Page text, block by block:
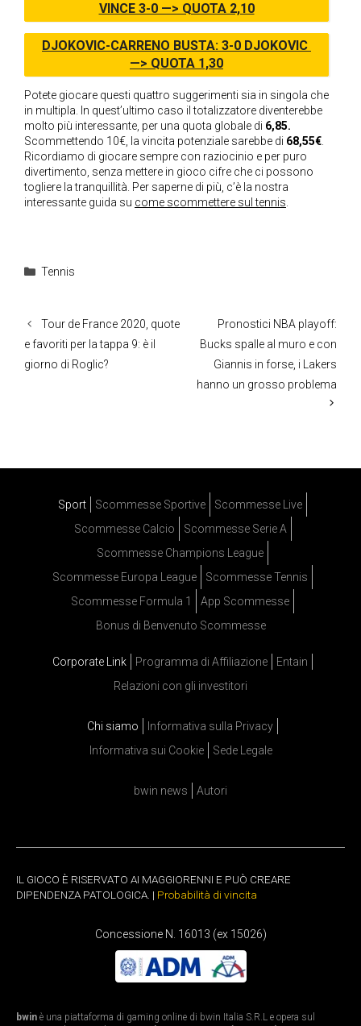
VINCE 3-0 —> QUOTA 2,10
DJOKOVIC-CARRENO BUSTA: 3-0 DJOKOVIC
—> QUOTA 1,30
Potete giocare questi quattro suggerimenti sia in singola che
in multipla. In quest’ultimo caso il totalizzatore diventerebbe
molto più interessante, per una quota globale di 6,85.
Scommettendo 10€, la vincita potenziale sarebbe di 68,55€.
Ricordiamo di giocare sempre con raziocinio e per puro
divertimento, senza mettere in gioco cifre che ci possono
togliere la tranquillità. Per saperne di più, c’è la nostra
interessante guida su come scommettere sul tennis.
Categorie
Tennis
Tour de France 2020, quote
e favoriti per la tappa 9: è il
giorno di Roglic?
Pronostici NBA playoff:
Bucks spalle al muro e con
Giannis in forse, i Lakers
hanno un grosso problema
Sport Scommesse Sportive
Scommesse Live
Scommesse Calcio
Scommesse Serie A
Scommesse Champions League
Scommesse Europa League
Scommesse Tennis
Scommesse Formula 1
App Scommesse
Bonus di Benvenuto Scommesse
Corporate Link Programma di Affiliazione
Entain
Relazioni con gli investitori
Chi siamo
Informativa sulla Privacy
Informativa sui Cookie
Sede Legale
bwin news Autori
IL GIOCO È RISERVATO AI MAGGIORENNI E PUÒ CREARE
DIPENDENZA PATOLOGICA. | Probabilità di vincita
Concessione N. 16013 (ex 15026)
bwin è una piattaforma di gaming online di bwin Italia S.R.L e opera sul